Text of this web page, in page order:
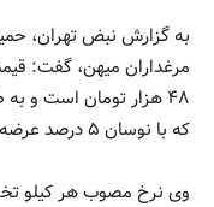
به گزارش نبض تهران،
مرغداران میهن، گفت:
که با نوسان ۵ درصد عرضه می‌شود.